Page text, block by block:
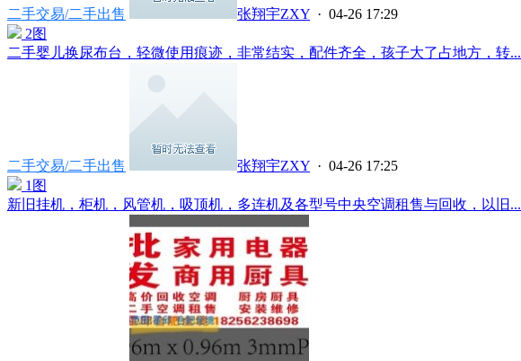
二手交易/二手出售 张翔宇ZXY · 04-26 17:29
2图
二手婴儿换尿布台，轻微使用痕迹，非常结实，配件齐全，孩子大了占地方，转...
二手交易/二手出售 张翔宇ZXY · 04-26 17:25
1图
新旧挂机，柜机，风管机，吸顶机，多连机及各型号中央空调租售与回收，以旧...